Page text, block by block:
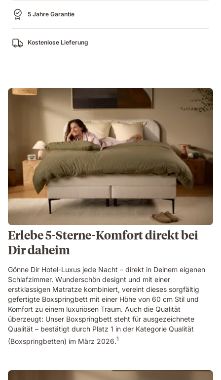
5 Jahre Garantie
Kostenlose Lieferung
Erlebe 5-Sterne-Komfort direkt bei
Dir daheim
Gönne Dir Hotel-Luxus jede Nacht – direkt in Deinem eigenen
Schlafzimmer. Wunderschön designt und mit einer
erstklassigen Matratze kombiniert, vereint dieses sorgfältig
gefertigte Boxspringbett mit einer Höhe von 60 cm Stil und
Komfort zu einem luxuriösen Traum. Auch die Qualität
überzeugt: Unser Boxspringbett steht für ausgezeichnete
Qualität – bestätigt durch Platz 1 in der Kategorie Qualität
(Boxspringbetten) im März 2026.1